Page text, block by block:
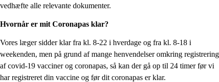
vedhæfte alle relevante dokumenter.
Hvornår er mit Coronapas klar?
Vores læger sidder klar fra kl. 8-22 i hverdage og fra kl. 8-18 i
weekenden, men på grund af mange henvendelser omkring registrering
af covid-19 vacciner og coronapas, så kan der gå op til 24 timer før vi
har registreret din vaccine og før dit coronapas er klar.